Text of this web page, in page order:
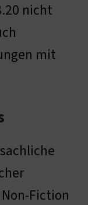
nicht
mit
Fiction